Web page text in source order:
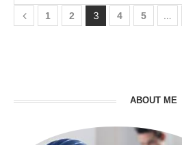
1 2 3 4 5 …
ABOUT ME